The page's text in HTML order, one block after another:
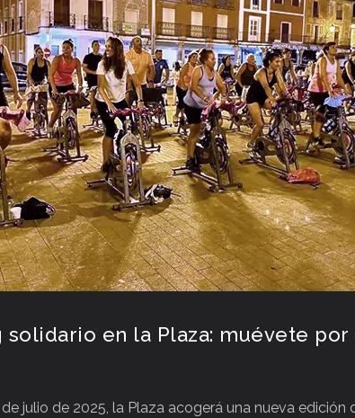
solidario en la Plaza: muévete por
de julio de 2025, la Plaza acogerá una nueva edición